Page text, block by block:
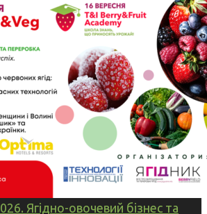
Ягідно-овочевий бізнес та